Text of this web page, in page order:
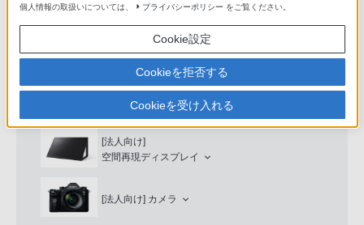
アイコンをクリックしてリンク先の窓口よりお問い合わ
業務用ディスプレイ・テレビ
[法人向け]ブラビア
[法人向け]
空間再現ディスプレイ
[法人向け] カメラ
個人情報の取扱いについては、
プライバシーポリシー をご覧ください。
Cookie設定
Cookieを拒否する
Cookieを受け入れる